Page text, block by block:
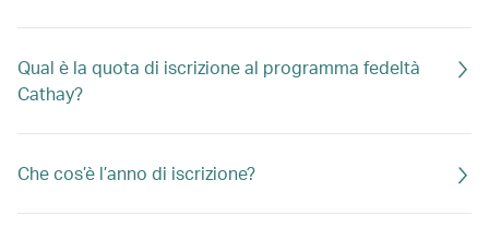
Qual è la quota di iscrizione al programma fedeltà
Cathay?
Che cos’è l’anno di iscrizione?